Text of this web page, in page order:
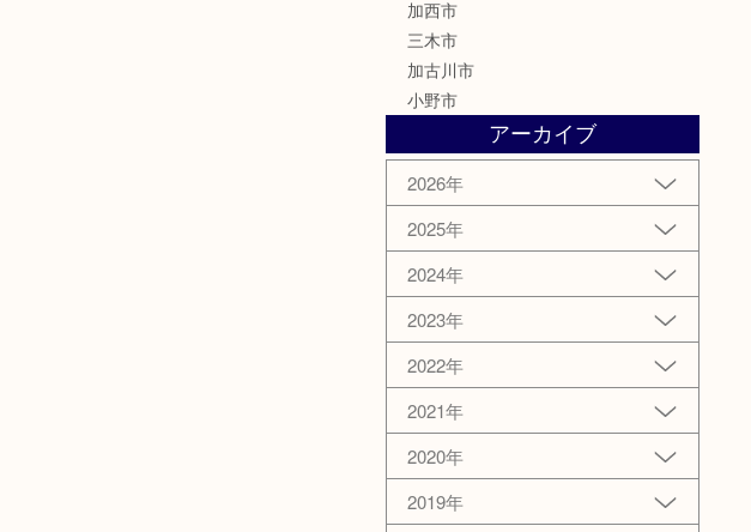
加西市
三木市
加古川市
小野市
アーカイブ
2026年
2025年
2024年
2023年
2022年
2021年
2020年
2019年